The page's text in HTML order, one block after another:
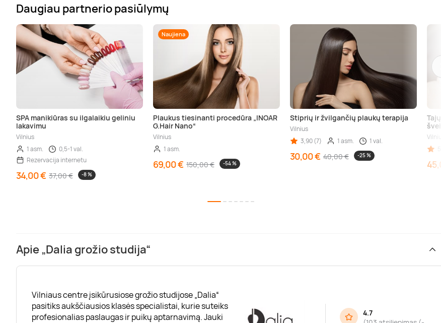
Daugiau partnerio pasiūlymų
SPA manikiūras su ilgalaikiu geliniu
lakavimu
Vilnius
1 asm.
0,5-1 val.
Rezervacija internetu
34,00 € 37,00 € -8 %
Naujiena
Plaukus tiesinanti procedūra „INOAR
G.Hair Nano“
Vilnius
1 asm.
69,00 € 150,00 € -54 %
Stiprių ir žvilgančių plaukų terapija
Vilnius
3,90 (7)
1 asm. 1 val.
30,00 € 40,00 € -25 %
Vilnius
Apie „Dalia grožio studija“
Vilniaus centre įsikūrusiose grožio studijose „Dalia“
pasitiks aukščiausios klasės specialistai, kurie suteiks
profesionalias paslaugas ir puikų aptarnavimą. Jauki
4.7